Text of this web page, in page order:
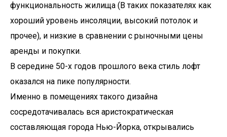
функциональность жилища (В таких показателях как
хороший уровень инсоляции, высокий потолок и
прочее), и низкие в сравнении с рыночными цены
аренды и покупки.
В середине 50-х годов прошлого века стиль лофт
оказался на пике популярности.
Именно в помещениях такого дизайна
сосредотачивалась вся аристократическая
составляющая города Нью-Йорка, открывались